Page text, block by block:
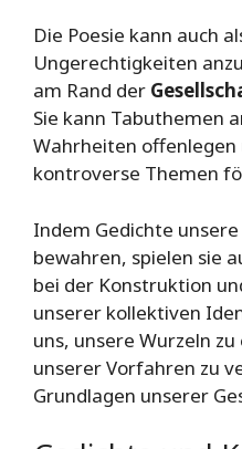
Die Poesie kann auch
Ungerechtigkeiten
am Rand der
Sie kann Tabuthemen
Wahrheiten offenlegen
kontroverse Themen
Indem Gedichte unsere
bewahren, spielen sie
bei der Konstruktion
unserer kollektiven
uns, unsere Wurzeln
unserer Vorfahren zu
Grundlagen unserer